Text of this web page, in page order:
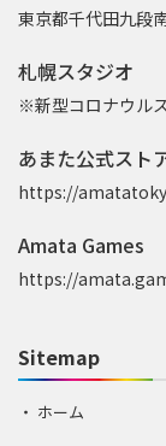
東京都千代田九段
札幌スタジオ
※新型コロナウル
あまた公式スト
https://
Amata Games
https://
Sitemap
ホーム